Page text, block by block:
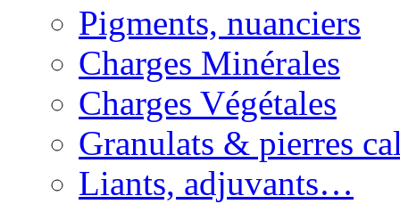
Pigments, nuanciers
Charges Minérales
Charges Végétales
Granulats & pierres
Liants, adjuvants…